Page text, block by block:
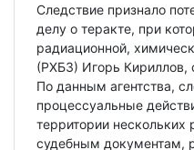
Следствие признало
делу о теракте, при
радиационной,
(РХБЗ) Игорь Кириллов,
По данным агентства,
процессуальные
территории нескольких
судебным документам,